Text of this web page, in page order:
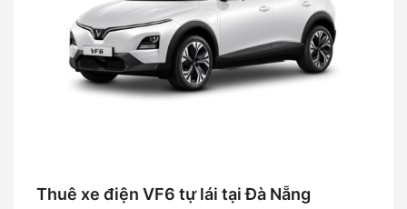
Thuê xe điện VF6 tự lái tại Đà Nẵng